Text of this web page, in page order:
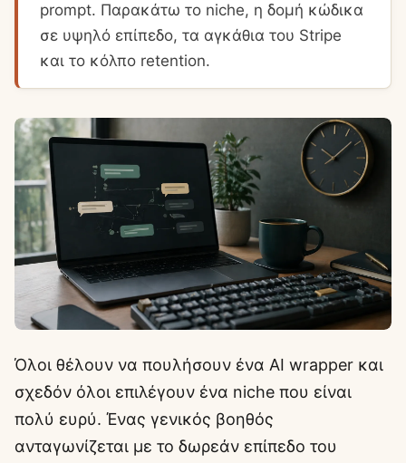
prompt. Παρακάτω το niche, η δομή κώδικα
σε υψηλό επίπεδο, τα αγκάθια του Stripe
και το κόλπο retention.
Όλοι θέλουν να πουλήσουν ένα AI wrapper και
σχεδόν όλοι επιλέγουν ένα niche που είναι
πολύ ευρύ. Ένας γενικός βοηθός
ανταγωνίζεται με το δωρεάν επίπεδο του